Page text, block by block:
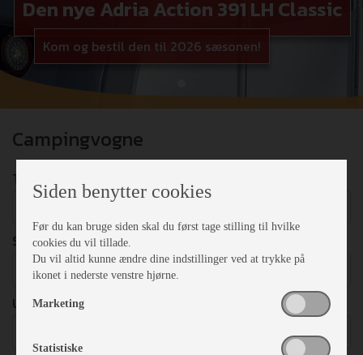
Den nye Adria Action 391 LH Classic
Kom og bestil den til 2026 sæsonen!
Campingvogne
TYPE
SENGEPLADSER
Vælg
UDSTYR
Siden benytter cookies
Før du kan bruge siden skal du først tage stilling til hvilke
cookies du vil tillade.
Du vil altid kunne ændre dine indstillinger ved at trykke på
ikonet i nederste venstre hjørne.
Marketing
Statistiske